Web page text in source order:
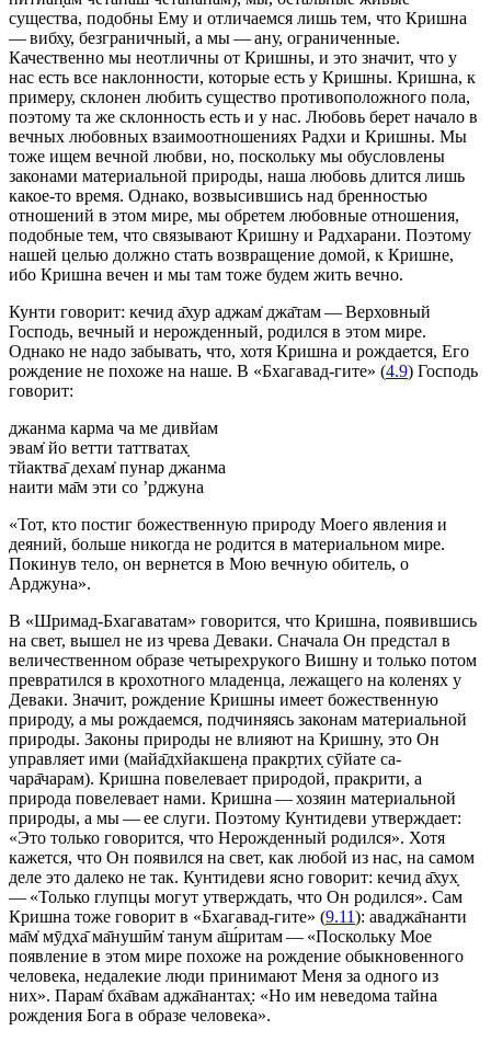
существа, подобны Ему и отличаемся лишь тем, что Кришна
— вибху, безграничный, а мы — ану, ограниченные.
Качественно мы неотличны от Кришны, и это значит, что у
нас есть все наклонности, которые есть у Кришны. Кришна, к
примеру, склонен любить существо противоположного пола,
поэтому та же склонность есть и у нас. Любовь берет начало в
вечных любовных взаимоотношениях Радхи и Кришны. Мы
тоже ищем вечной любви, но, поскольку мы обусловлены
законами материальной природы, наша любовь длится лишь
какое-то время. Однако, возвысившись над бренностью
отношений в этом мире, мы обретем любовные отношения,
подобные тем, что связывают Кришну и Радхарани. Поэтому
нашей целью должно стать возвращение домой, к Кришне,
ибо Кришна вечен и мы там тоже будем жить вечно.
Кунти говорит: кечид а̄хур аджам̇ джа̄там — Верховный
Господь, вечный и нерожденный, родился в этом мире.
Однако не надо забывать, что, хотя Кришна и рождается, Его
рождение не похоже на наше. В «Бхагавад-гите» (4.9) Господь
говорит:
джанма карма ча ме дивйам
эвам̇ йо ветти таттватах̣
тйактва̄ дехам̇ пунар джанма
наити ма̄м эти со ’рджуна
«Тот, кто постиг божественную природу Моего явления и
деяний, больше никогда не родится в материальном мире.
Покинув тело, он вернется в Мою вечную обитель, о
Арджуна».
В «Шримад-Бхагаватам» говорится, что Кришна, появившись
на свет, вышел не из чрева Деваки. Сначала Он предстал в
величественном образе четырехрукого Вишну и только потом
превратился в крохотного младенца, лежащего на коленях у
Деваки. Значит, рождение Кришны имеет божественную
природу, а мы рождаемся, подчиняясь законам материальной
природы. Законы природы не влияют на Кришну, это Он
управляет ими (майа̄дхйакшен̣а пракр̣тих̣ сӯйате са-
чара̄чарам). Кришна повелевает природой, пракрити, а
природа повелевает нами. Кришна — хозяин материальной
природы, а мы — ее слуги. Поэтому Кунтидеви утверждает:
«Это только говорится, что Нерожденный родился». Хотя
кажется, что Он появился на свет, как любой из нас, на самом
деле это далеко не так. Кунтидеви ясно говорит: кечид а̄хух̣
— «Только глупцы могут утверждать, что Он родился». Сам
Кришна тоже говорит в «Бхагавад-гите» (9.11): аваджа̄нанти
ма̄м̇ мӯд̣ха̄ ма̄нушӣм̇ танум а̄ш́ритам — «Поскольку Мое
появление в этом мире похоже на рождение обыкновенного
человека, недалекие люди принимают Меня за одного из
них». Парам̇ бха̄вам аджа̄нантах̣: «Но им неведома тайна
рождения Бога в образе человека».